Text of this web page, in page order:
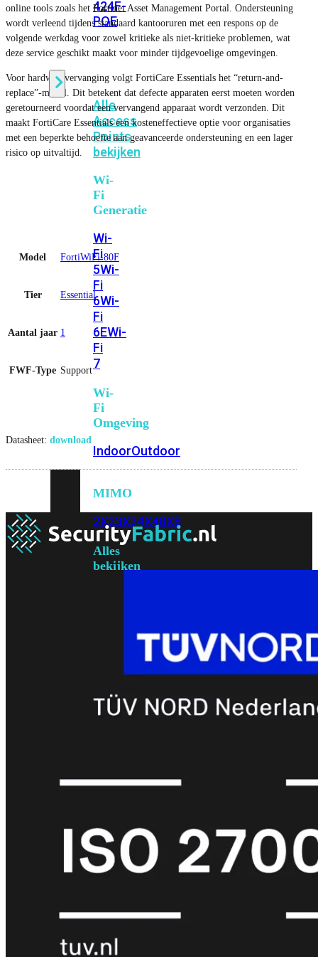
424F-
POE
Alle
Access
Points
bekijken
Wi-
Fi
Generatie
Wi-
Fi
5Wi-
Fi
6Wi-
Fi
6EWi-
Fi
7
Wi-
Fi
Omgeving
IndoorOutdoor
MIMO
2X23X34X48X8
Alles
bekijken
FortiGate
(FortiWiFi)
50GFortiWiFi
61F
FortiWiFi
70G FortiWiFi
81F
Licentie
online tools zoals het Fortinet Asset Management Portal. Ondersteuning
wordt verleend tijdens standaard kantooruren met een respons op de
volgende werkdag voor zowel kritieke als niet-kritieke problemen, wat
deze service geschikt maakt voor minder tijdgevoelige omgevingen.
Voor hardwarevervanging volgt FortiCare Essentials het “return-and-
replace”-model. Dit betekent dat defecte apparaten eerst moeten worden
geretourneerd voordat een vervangend apparaat wordt verzonden. Dit
maakt FortiCare Essentials een kosteneffectieve optie voor organisaties
met een beperkte behoefte aan geavanceerde ondersteuning en een lager
risico op uitvaltijd.
Model FortiWiFi-80F
Tier Essential
Aantal jaar 1
FWF-Type Support
Datasheet: download